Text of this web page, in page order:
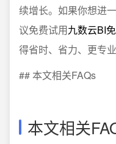
续增长。如果你想进
议免费试用九数云BI
得省时、省力、更专业
## 本文相关FAQs
本文相关